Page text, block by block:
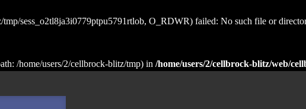
tmp/sess_o2tl8ja3i0779ptpu5791rtlob, O_RDWR) failed: No such file or
/home/users/2/cellbrock-blitz/tmp) in /home/users/2/cellbrock-blitz/web/